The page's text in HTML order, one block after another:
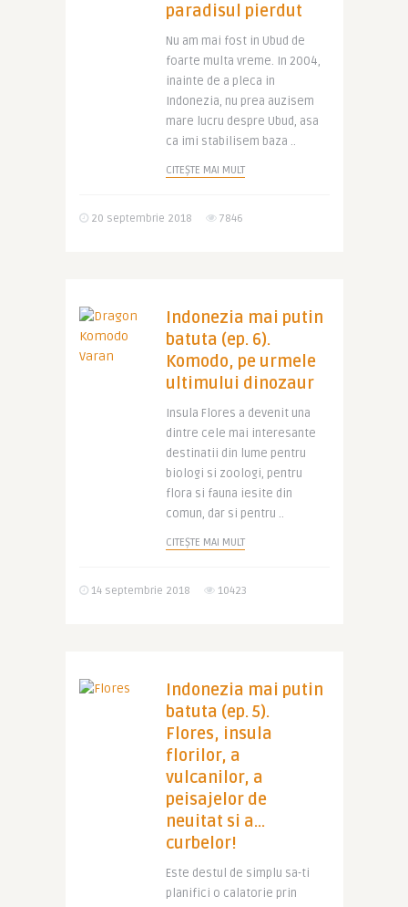
paradisul pierdut
Nu am mai fost in Ubud de
foarte multa vreme. In 2004,
inainte de a pleca in
Indonezia, nu prea auzisem
mare lucru despre Ubud, asa
ca imi stabilisem baza ..
CITEȘTE MAI MULT
20 septembrie 2018 7846
Indonezia mai putin
batuta (ep. 6).
Komodo, pe urmele
ultimului dinozaur
Insula Flores a devenit una
dintre cele mai interesante
destinatii din lume pentru
biologi si zoologi, pentru
flora si fauna iesite din
comun, dar si pentru ..
CITEȘTE MAI MULT
14 septembrie 2018 10423
Indonezia mai putin
batuta (ep. 5).
Flores, insula
florilor, a
vulcanilor, a
peisajelor de
neuitat si a…
curbelor!
Este destul de simplu sa-ti
planifici o calatorie prin